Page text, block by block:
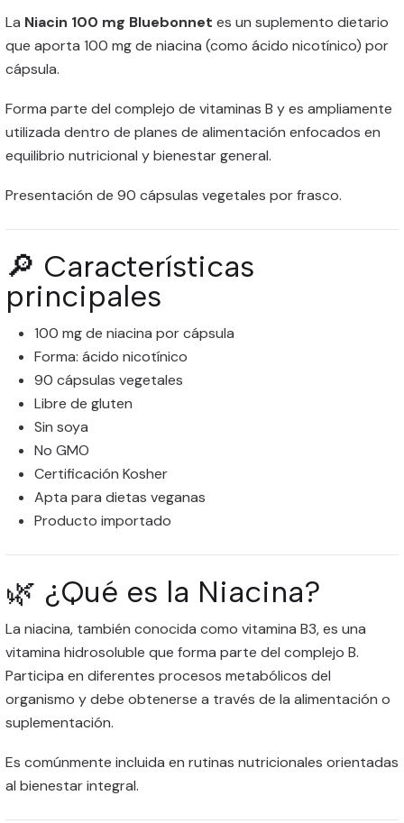
La Niacin 100 mg Bluebonnet es un suplemento dietario
que aporta 100 mg de niacina (como ácido nicotínico) por
cápsula.
Forma parte del complejo de vitaminas B y es ampliamente
utilizada dentro de planes de alimentación enfocados en
equilibrio nutricional y bienestar general.
Presentación de 90 cápsulas vegetales por frasco.
🔎 Características
principales
100 mg de niacina por cápsula
Forma: ácido nicotínico
90 cápsulas vegetales
Libre de gluten
Sin soya
No GMO
Certificación Kosher
Apta para dietas veganas
Producto importado
🌿 ¿Qué es la Niacina?
La niacina, también conocida como vitamina B3, es una
vitamina hidrosoluble que forma parte del complejo B.
Participa en diferentes procesos metabólicos del
organismo y debe obtenerse a través de la alimentación o
suplementación.
Es comúnmente incluida en rutinas nutricionales orientadas
al bienestar integral.